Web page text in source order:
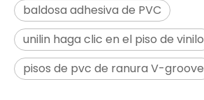
baldosa adhesiva de PVC
unilin haga clic en el piso de vinilo
pisos de pvc de ranura V-groove